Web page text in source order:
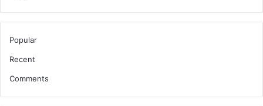
Popular
Recent
Comments